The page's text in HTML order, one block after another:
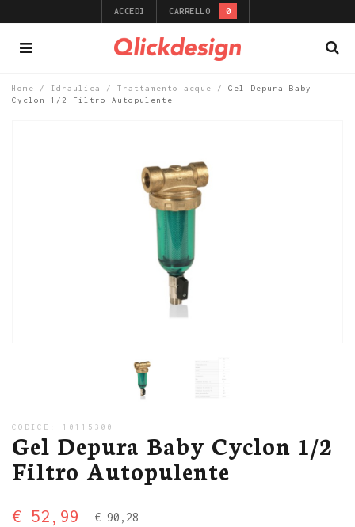
ACCEDI CARRELLO 0
Home / Idraulica / Trattamento acque /
Gel Depura Baby
Cyclon 1/2 Filtro Autopulente
CODICE: 10115300
Gel Depura Baby Cyclon 1/2
Filtro Autopulente
€ 90,28
€ 52,99